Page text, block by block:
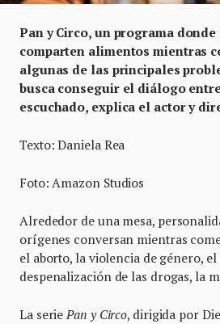
Pan y Circo, un programa
comparten alimentos mientras
algunas de las principales
busca conseguir el diálogo
escuchado, explica el actor y
Texto: Daniela Rea
Foto: Amazon Studios
Alrededor de una mesa,
orígenes conversan mientras
el aborto, la violencia de género,
despenalización de las drogas, la
La seriePan y Circo, dirigida por